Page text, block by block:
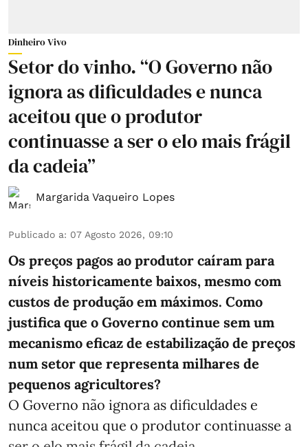
Dinheiro Vivo
Setor do vinho. “O Governo não
ignora as dificuldades e nunca
aceitou que o produtor
continuasse a ser o elo mais frágil
da cadeia”
Margarida Vaqueiro Lopes
Publicado a: 07 Agosto 2026, 09:10
Os preços pagos ao produtor caíram para
níveis historicamente baixos, mesmo com
custos de produção em máximos. Como
justifica que o Governo continue sem um
mecanismo eficaz de estabilização de preços
num setor que representa milhares de
pequenos agricultores?
O Governo não ignora as dificuldades e
nunca aceitou que o produtor continuasse a